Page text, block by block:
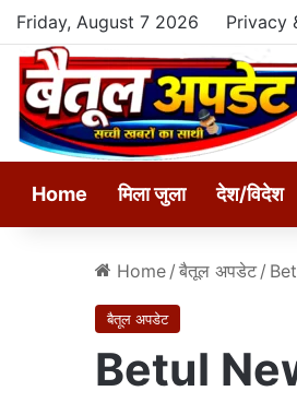
Friday, August 7 2026 Privacy
Home मिला जुला देश/विदेश
Home / बैतूल अपडेट /
बैतूल अपडेट
Betul